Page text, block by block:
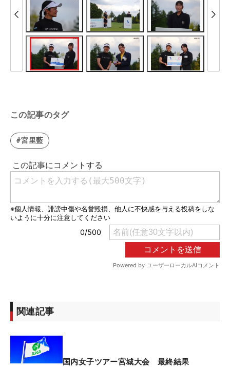
この記事のタグ
#宮里藍
関連記事
国内女子ツアー宮城大会 最終結果